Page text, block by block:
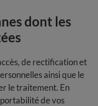
dont les
de rectification et
ainsi que le
le traitement. En
de vos